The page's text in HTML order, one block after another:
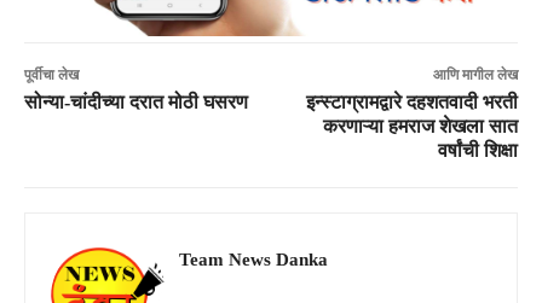
पूर्वीचा लेख
सोन्या-चांदीच्या दरात मोठी घसरण
आणि मागील लेख
इन्स्टाग्रामद्वारे दहशतवादी भरती
करणाऱ्या हमराज शेखला सात
वर्षांची शिक्षा
Team News Danka